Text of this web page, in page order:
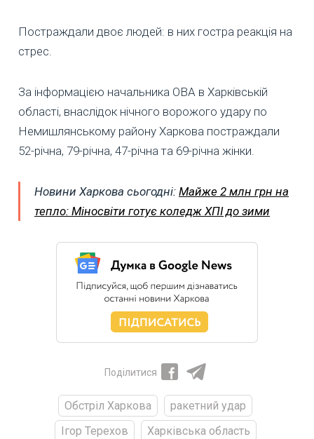
Постраждали двоє людей: в них гостра реакція на
стрес.
За інформацією начальника ОВА в Харківській
області, внаслідок нічного ворожого удару по
Немишлянському району Харкова постраждали
52-річна, 79-річна, 47-річна та 69-річна жінки.
Новини Харкова сьогодні: Майже 2 млн грн на
тепло: Міносвіти готує коледж ХПІ до зими
Поділитися
Обстріл Харкова
ракетний удар
Ігор Терехов
Харківська область